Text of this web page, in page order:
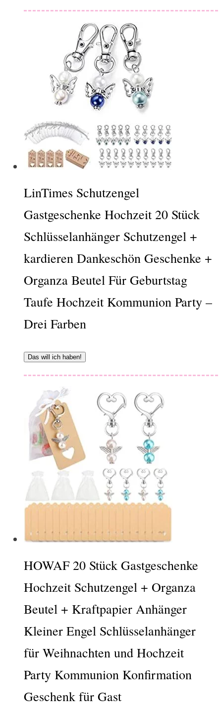
LinTimes Schutzengel
Gastgeschenke Hochzeit 20 Stück
Schlüsselanhänger Schutzengel +
kardieren Dankeschön Geschenke +
Organza Beutel Für Geburtstag
Taufe Hochzeit Kommunion Party –
Drei Farben
Das will ich haben!
HOWAF 20 Stück Gastgeschenke
Hochzeit Schutzengel + Organza
Beutel + Kraftpapier Anhänger
Kleiner Engel Schlüsselanhänger
für Weihnachten und Hochzeit
Party Kommunion Konfirmation
Geschenk für Gast